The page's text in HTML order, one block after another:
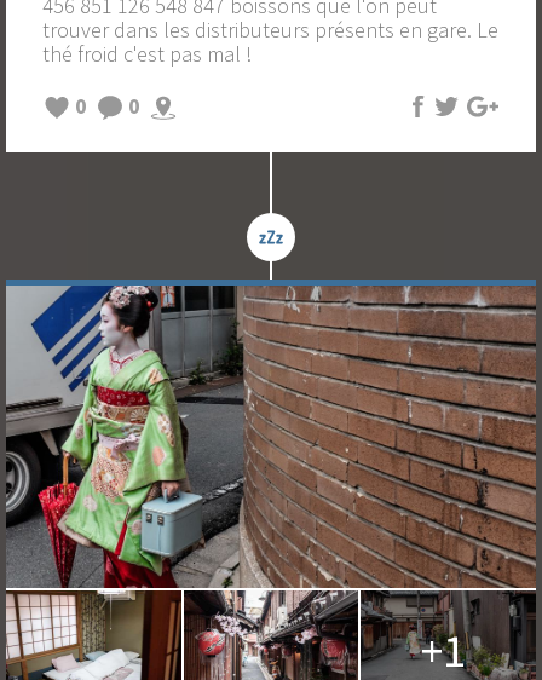
trouver dans les distributeurs présents en gare. Le
thé froid c'est pas mal !
0
0
+1